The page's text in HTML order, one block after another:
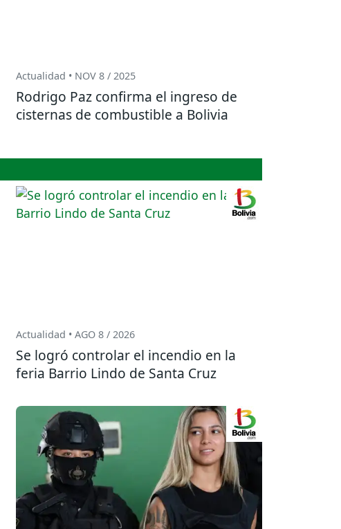
Actualidad • NOV 8 / 2025
Rodrigo Paz confirma el ingreso de
cisternas de combustible a Bolivia
Actualidad • AGO 8 / 2026
Se logró controlar el incendio en la
feria Barrio Lindo de Santa Cruz